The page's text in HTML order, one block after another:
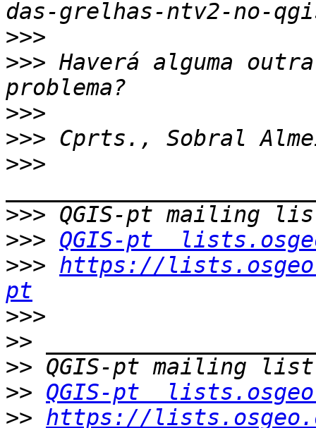
>>>
>>> Haverá alguma
>>>
>>>
>>>
>>>
>>> QGIS-pt
>>> https://
pt
>>>
>>
>>
>> QGIS-pt
>> https://